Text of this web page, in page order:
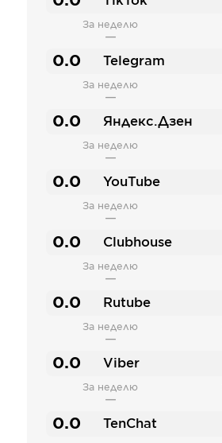
За неделю
—
0.0 Telegram
За неделю
—
0.0 Яндекс.Дзен
За неделю
—
0.0 YouTube
За неделю
—
0.0 Clubhouse
За неделю
—
0.0 Rutube
За неделю
—
0.0 Viber
За неделю
—
0.0 TenChat